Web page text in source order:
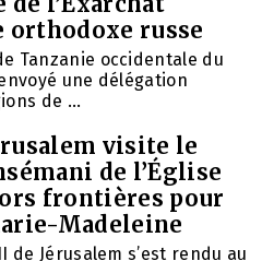
orthodoxe russe
Tanzanie occidentale du
une délégation
de ...
visite le
de l’Église
frontières pour
Madeleine
Jérusalem s’est rendu au